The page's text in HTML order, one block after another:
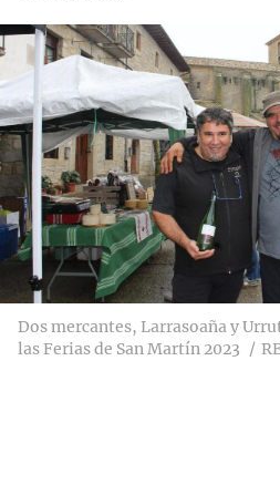
Dos mercantes, Larrasoaña y
las Ferias de San Martín 2023